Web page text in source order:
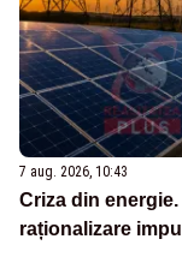
7 aug. 2026, 10:43
Criza din
raționalizare